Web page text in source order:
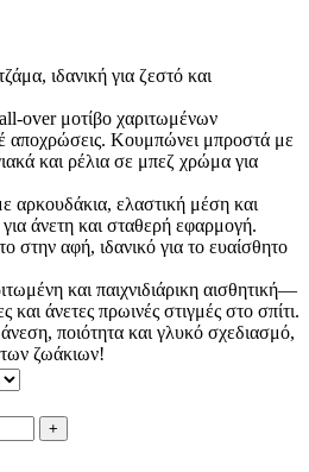
ιδανική για ζεστό και
over μοτίβο χαριτωμένων
αποχρώσεις. Κουμπώνει μπροστά με
και ρέλια σε μπεζ χρώμα για
αρκουδάκια, ελαστική μέση και
άνετη και σταθερή εφαρμογή.
στην αφή, ιδανικό για το ευαίσθητο
και παιχνιδιάρικη αισθητική—
και άνετες πρωινές στιγμές στο σπίτι.
ποιότητα και γλυκό σχεδιασμό,
των ζωάκιων!